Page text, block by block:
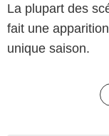
La plupart des
fait une
unique saison.